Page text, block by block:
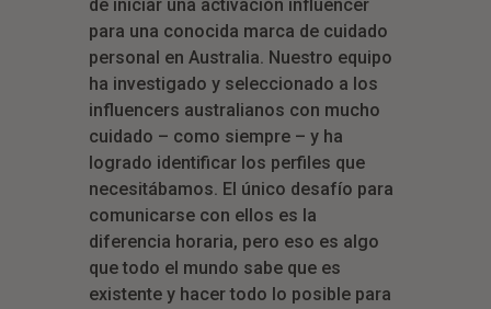
de iniciar una activación influencer
para una conocida marca de cuidado
personal en Australia. Nuestro equipo
ha investigado y seleccionado a los
influencers australianos con mucho
cuidado – como siempre – y ha
logrado identificar los perfiles que
necesitábamos. El único desafío para
comunicarse con ellos es la
diferencia horaria, pero eso es algo
que todo el mundo sabe que es
existente y hacer todo lo posible para